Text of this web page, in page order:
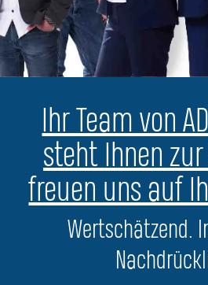
Ihr Team von
steht Ihnen zur
freuen uns auf
Wertschätzend.